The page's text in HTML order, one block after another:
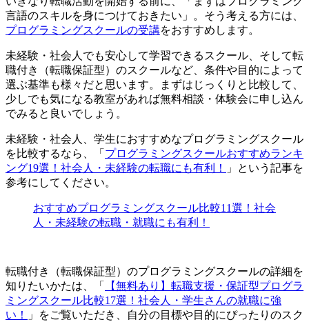
言語のスキルを身につけておきたい」。そう考える方には、
プログラミングスクールの受講をおすすめします。
未経験・社会人でも安心して学習できるスクール、そして転
職付き（転職保証型）のスクールなど、条件や目的によって
選ぶ基準も様々だと思います。まずはじっくりと比較して、
少しでも気になる教室があれば無料相談・体験会に申し込ん
でみると良いでしょう。
未経験・社会人、学生におすすめなプログラミングスクール
を比較するなら、「 プログラミングスクールおすすめランキ
ング19選！社会人・未経験の転職にも有利！
」という記事を
参考にしてください。
おすすめプログラミングスクール比較11選！社会
人・未経験の転職・就職にも有利！
転職付き（転職保証型）のプログラミングスクールの詳細を
知りたいかたは、「
【無料あり】転職支援・保証型プログラ
ミングスクール比較17選！社会人・学生さんの就職に強
い！
」をご覧いただき、自分の目標や目的にぴったりのスク